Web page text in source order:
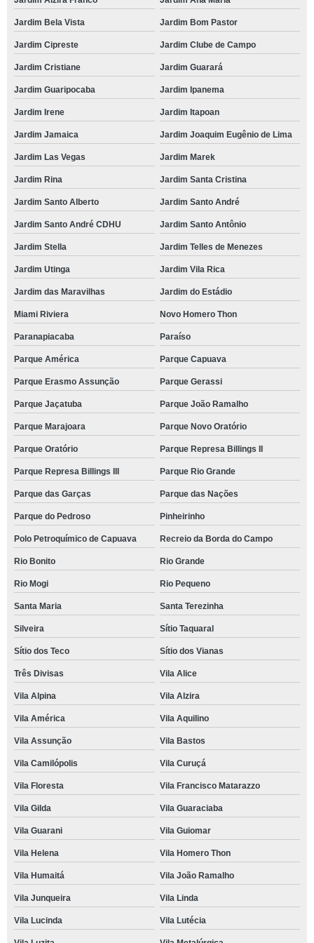
Jardim Bela Vista Jardim Bom Pastor
Jardim Cipreste Jardim Clube de Campo
Jardim Cristiane Jardim Guarará
Jardim Guaripocaba Jardim Ipanema
Jardim Irene Jardim Itapoan
Jardim Jamaica Jardim Joaquim Eugênio de Lima
Jardim Las Vegas Jardim Marek
Jardim Rina Jardim Santa Cristina
Jardim Santo Alberto Jardim Santo André
Jardim Santo André CDHU Jardim Santo Antônio
Jardim Stella Jardim Telles de Menezes
Jardim Utinga Jardim Vila Rica
Jardim das Maravilhas Jardim do Estádio
Miami Riviera Novo Homero Thon
Paranapiacaba Paraíso
Parque América Parque Capuava
Parque Erasmo Assunção Parque Gerassi
Parque Jaçatuba Parque João Ramalho
Parque Marajoara Parque Novo Oratório
Parque Oratório Parque Represa Billings II
Parque Represa Billings III Parque Rio Grande
Parque das Garças Parque das Nações
Parque do Pedroso Pinheirinho
Polo Petroquímico de Capuava Recreio da Borda do Campo
Rio Bonito Rio Grande
Rio Mogi Rio Pequeno
Santa Maria Santa Terezinha
Silveira Sítio Taquaral
Sítio dos Teco Sítio dos Vianas
Três Divisas Vila Alice
Vila Alpina Vila Alzira
Vila América Vila Aquilino
Vila Assunção Vila Bastos
Vila Camilópolis Vila Curuçá
Vila Floresta Vila Francisco Matarazzo
Vila Gilda Vila Guaraciaba
Vila Guarani Vila Guiomar
Vila Helena Vila Homero Thon
Vila Humaitá Vila João Ramalho
Vila Junqueira Vila Linda
Vila Lucinda Vila Lutécia